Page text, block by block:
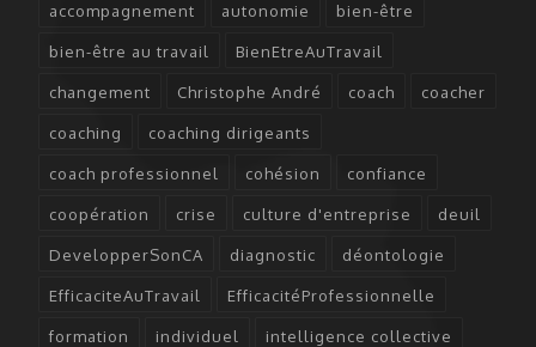
accompagnement autonomie bien-être
bien-être au travail BienEtreAuTravail
changement Christophe André coach coacher
coaching coaching dirigeants
coach professionnel cohésion confiance
coopération crise culture d'entreprise deuil
DevelopperSonCA diagnostic déontologie
EfficaciteAuTravail EfficacitéProfessionnelle
formation individuel intelligence collective